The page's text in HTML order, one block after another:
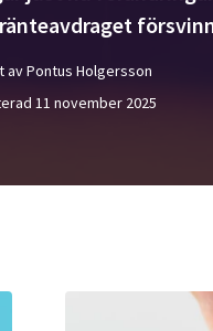
av Pontus Holgersson
11 november 2025